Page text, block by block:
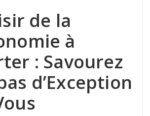
de la
à
: Savourez
d’Exception